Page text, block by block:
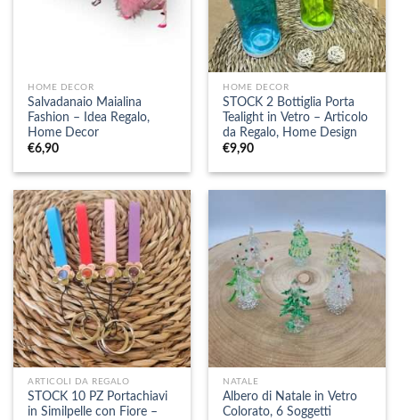
HOME DECOR
Salvadanaio Maialina
Fashion – Idea Regalo,
Home Decor
€6,90
HOME DECOR
STOCK 2 Bottiglia Porta
Tealight in Vetro – Articolo
da Regalo, Home Design
€9,90
ARTICOLI DA REGALO
STOCK 10 PZ Portachiavi
in Similpelle con Fiore –
NATALE
Albero di Natale in Vetro
Colorato, 6 Soggetti